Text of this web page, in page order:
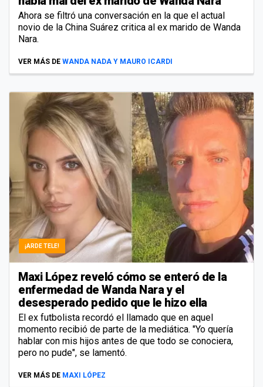
Ahora se filtró una conversación en la que el actual
novio de la China Suárez critica al ex marido de Wanda
Nara.
VER MÁS DE WANDA NADA Y MAURO ICARDI
¡ARDE TELE!
Maxi López reveló cómo se enteró de la
enfermedad de Wanda Nara y el
desesperado pedido que le hizo ella
El ex futbolista recordó el llamado que en aquel
momento recibió de parte de la mediática. "Yo quería
hablar con mis hijos antes de que todo se conociera,
pero no pude", se lamentó.
VER MÁS DE MAXI LÓPEZ